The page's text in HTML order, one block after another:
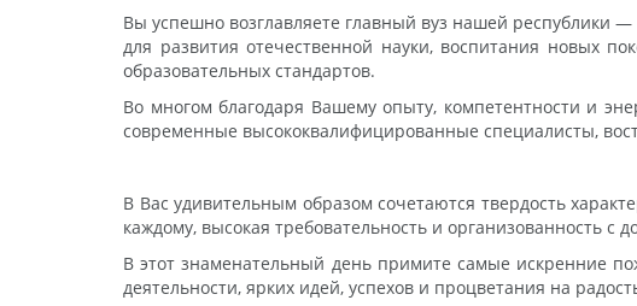
Вы успешно возглавляете главный вуз нашей республики
для развития отечественной науки, воспитания новых
образовательных стандартов.
Во многом благодаря Вашему опыту, компетентности и
современные высококвалифицированные специалисты,
В Вас удивительным образом сочетаются твердость
каждому, высокая требовательность и организованность с
В этот знаменательный день примите самые искренние
деятельности, ярких идей, успехов и процветания на